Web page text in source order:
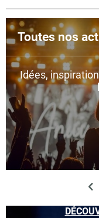
Toutes nos
Idées,